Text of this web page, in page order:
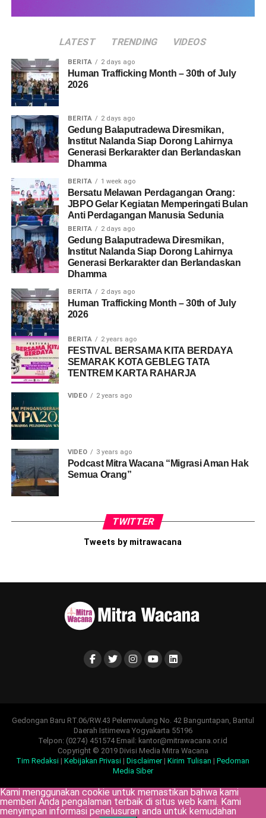
LATEST TRENDING VIDEOS
BERITA 2 days ago
Human Trafficking Month – 30th of July
2026
BERITA 2 days ago
Gedung Balaputradewa Diresmikan,
Institut Nalanda Siap Dorong Lahirnya
Generasi Berkarakter dan Berlandaskan
Dhamma
BERITA 1 week ago
Bersatu Melawan Perdagangan Orang:
JBPO Gelar Kegiatan Memperingati Bulan
Anti Perdagangan Manusia Sedunia
BERITA 2 days ago
Gedung Balaputradewa Diresmikan,
Institut Nalanda Siap Dorong Lahirnya
Generasi Berkarakter dan Berlandaskan
Dhamma
BERITA 2 days ago
Human Trafficking Month – 30th of July
2026
BERITA 2 years ago
FESTIVAL BERSAMA KITA BERDAYA
SEMARAK KOTA GEBLEG TATA
TENTREM KARTA RAHARJA
VIDEO 2 years ago
VIDEO 3 years ago
Podcast Mitra Wacana “Migrasi Aman Hak
Semua Orang”
TWITTER
Tweets by mitrawacana
Gedongan Baru RT.06/RW.43 Pelemwulung No. 42 Banguntapan, Bantul
Daerah Istimewa Yogyakarta 55196
Telpon: (0274) 451574 Email: kantor@mitrawacana.or.id
Copyright © 2019 Divisi Media Mitra Wacana
Tim Redaksi |Kebijakan Privasi |Disclaimer |Kirim Tulisan |Pedoman
Media Siber
Kami menggunakan cookie untuk memastikan bahwa kami
memberi Anda pengalaman terbaik di situs web kami. Kami
menyimpan informasi penelusuran anda untuk kemudahan